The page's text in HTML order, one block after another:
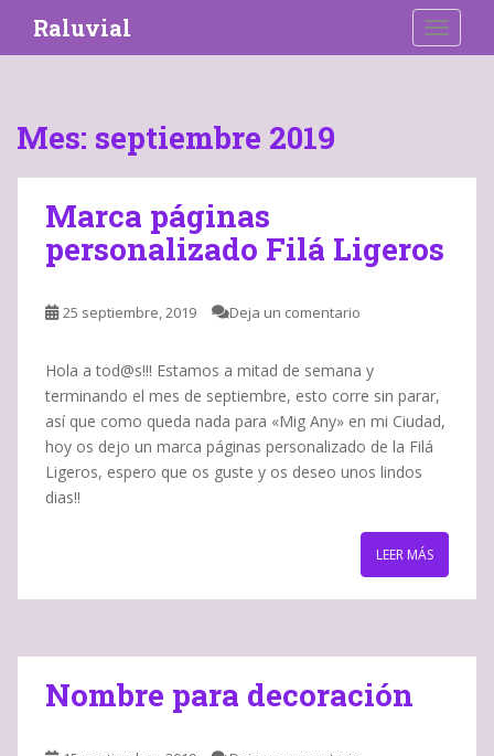
i
Raluvial
Mes: septiembre 2019
Marca páginas
personalizado Filá Ligeros
25 septiembre, 2019 Deja un comentario
Hola a tod@s!!! Estamos a mitad de semana y
terminando el mes de septiembre, esto corre sin parar,
así que como queda nada para «Mig Any» en mi Ciudad,
hoy os dejo un marca páginas personalizado de la Filá
Ligeros, espero que os guste y os deseo unos lindos
dias!!
LEER MÁS
Nombre para decoración